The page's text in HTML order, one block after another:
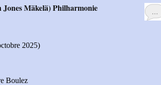
…
Jones Mäkelä) Philharmonie
2025)
Boulez